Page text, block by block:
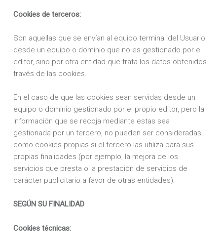
Cookies de terceros:
Son aquellas que se envían al equipo terminal del Usuario
desde un equipo o dominio que no es gestionado por el
editor, sino por otra entidad que trata los datos obtenidos
través de las cookies.
En el caso de que las cookies sean servidas desde un
equipo o dominio gestionado por el propio editor, pero la
información que se recoja mediante estas sea
gestionada por un tercero, no pueden ser consideradas
como cookies propias si el tercero las utiliza para sus
propias finalidades (por ejemplo, la mejora de los
servicios que presta o la prestación de servicios de
carácter publicitario a favor de otras entidades).
SEGÚN SU FINALIDAD
Cookies técnicas: